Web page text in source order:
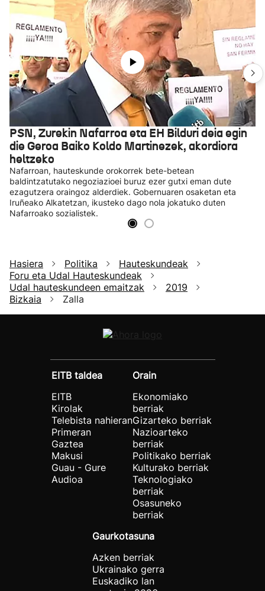
PSN, Zurekin Nafarroa eta EH Bilduri deia egin
die Geroa Baiko Koldo Martinezek, akordiora
heltzeko
Nafarroan, hauteskunde orokorrek bete-betean
baldintzatutako negoziazioei buruz ezer gutxi eman dute
ezagutzera oraingoz alderdiek. Gobernuaren osaketan eta
Iruñeako Alkatetzan, ikusteko dago nola jokatuko duten
Nafarroako sozialistek.
Hasiera Politika
Hauteskundeak
Foru eta Udal Hauteskundeak
Udal hauteskundeen emaitzak
2019
Bizkaia
Zalla
EITB taldea
EITB
Kirolak
Telebista nahieran
Primeran
Gaztea
Makusi
Guau - Gure
Audioa
Orain
Ekonomiako
berriak
Gizarteko berriak
Nazioarteko
berriak
Politikako berriak
Kulturako berriak
Teknologiako
berriak
Osasuneko
berriak
Gaurkotasuna
Azken berriak
Ukrainako gerra
Euskadiko lan